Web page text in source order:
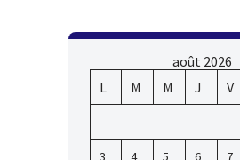
août 2026
L
M M J V
3 4 5 6 7